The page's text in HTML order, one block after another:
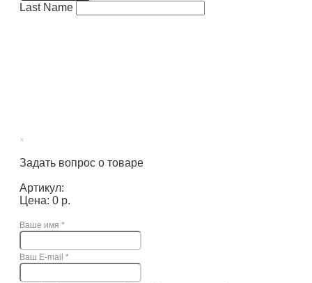
Last Name
×
Задать вопрос о товаре
Артикул:
Цена: 0 р.
Ваше имя *
Ваш E-mail *